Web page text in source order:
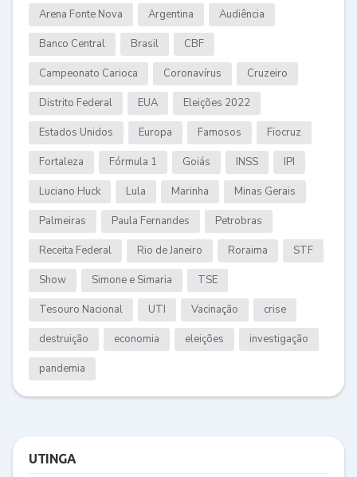
Arena Fonte Nova Argentina Audiência
Banco Central Brasil CBF
Campeonato Carioca Coronavírus Cruzeiro
Distrito Federal EUA Eleições 2022
Estados Unidos Europa Famosos Fiocruz
Fortaleza Fórmula 1 Goiás INSS IPI
Luciano Huck Lula Marinha Minas Gerais
Palmeiras Paula Fernandes Petrobras
Receita Federal Rio de Janeiro Roraima STF
Show Simone e Simaria TSE
Tesouro Nacional UTI Vacinação crise
destruição economia eleições investigação
pandemia
UTINGA